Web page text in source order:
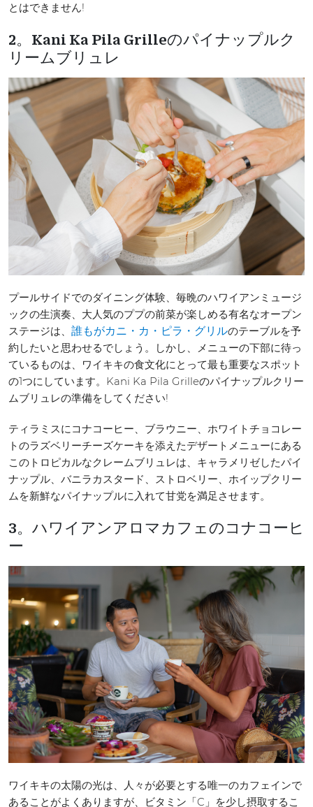
とはできません!
2。Kani Ka Pila Grilleのパイナップルク
リームブリュレ
プールサイドでのダイニング体験、毎晩のハワイアンミュージ
ックの生演奏、大人気のププの前菜が楽しめる有名なオープン
ステージは、 誰もがカニ・カ・ピラ・グリルのテーブルを予
約したいと思わせるでしょう。しかし、メニューの下部に待っ
ているものは、ワイキキの食文化にとって最も重要なスポット
の1つにしています。Kani Ka Pila Grilleのパイナップルクリー
ムブリュレの準備をしてください!
ティラミスにコナコーヒー、ブラウニー、ホワイトチョコレー
トのラズベリーチーズケーキを添えたデザートメニューにある
このトロピカルなクレームブリュレは、キャラメリゼしたパイ
ナップル、バニラカスタード、ストロベリー、ホイップクリー
ムを新鮮なパイナップルに入れて甘党を満足させます。
3。ハワイアンアロマカフェのコナコーヒ
ー
ワイキキの太陽の光は、人々が必要とする唯一のカフェインで
あることがよくありますが、ビタミン「C」を少し摂取するこ